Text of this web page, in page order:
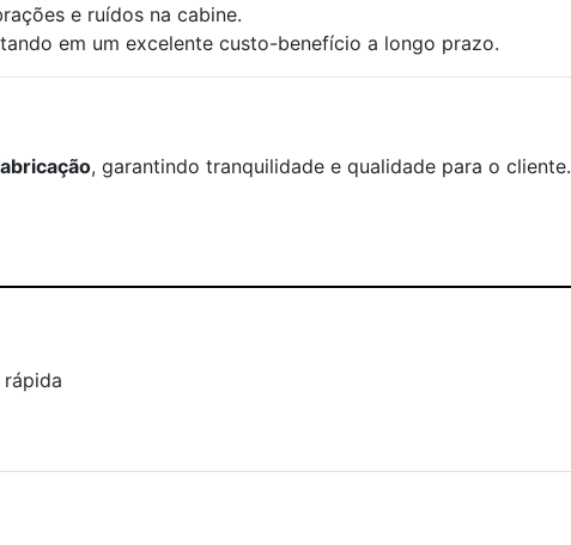
e ruídos na cabine.
em um excelente custo-benefício a longo prazo.
, garantindo tranquilidade e qualidade para o cliente.